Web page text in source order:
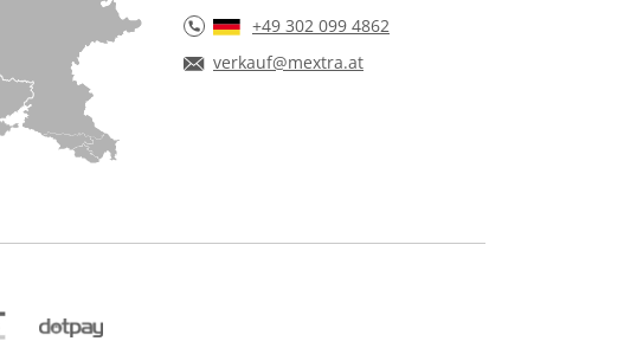
+49 302 099 4862
verkauf@mextra.at